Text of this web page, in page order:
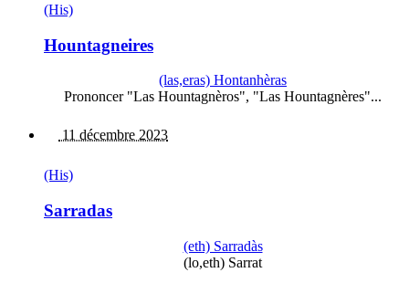
(His)
Hountagneires
(las,eras) Hontanhèras
Prononcer "Las Hountagnèros", "Las Hountagnères"...
11 décembre 2023
(His)
Sarradas
(eth) Sarradàs
(lo,eth) Sarrat